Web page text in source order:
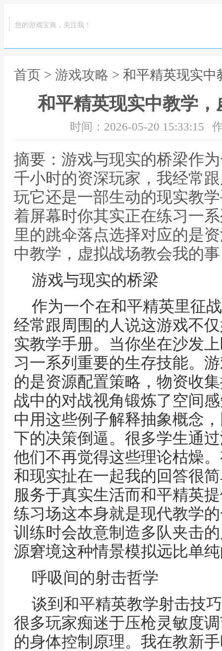
您的游戏宝典，关注我！
首页 > 游戏攻略 > 和平精英现实
和平精英现实中教学
时间：2026-05-20 15:33:15
摘要：游戏与现实的桥梁作
千小时的资深玩家，我经常
玩它还是一部生动的现实教
着屏幕时你其实正在练习一
里的跳伞落点选择对应的是
中教学，虚拟战场教会我的事
游戏与现实的桥梁
作为一个在和平精英里征
经常跟周围的人说这游戏不
实教学手册。当你坐在沙发
习一系列重要的生存技能。
的是资源配置策略，物资收
战中的对战视角锻炼了空间
中用这些例子解释抽象概念
下的决策倒逼。很多学生通
他们不再觉得这些理论枯燥
和现实扯在一起我的回答很
服务于真实生活而和平精英
练习场这本身就是现代教学
训练时会故意制造多队夹击
源窘境这种情景模拟远比单
呼吸间的射击哲学
谈到和平精英教学射击技
很多玩家痴迷于压枪灵敏度
的身体控制原理。我在教新